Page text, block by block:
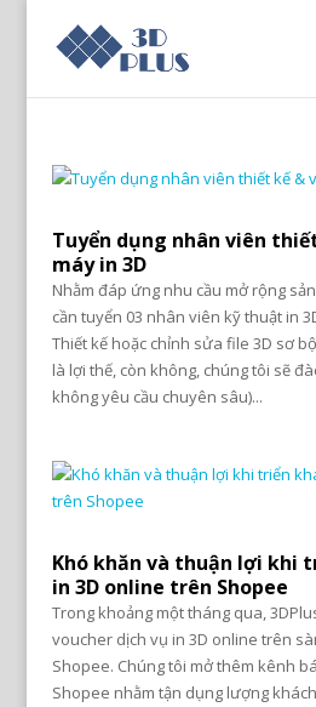
Tuyển dụng nhân viên
máy in 3D
Nhằm đáp ứng nhu cầu mở rộng
cần tuyển 03 nhân viên kỹ thuật in
Thiết kế hoặc chỉnh sửa file 3D sơ
là lợi thế, còn không, chúng tôi sẽ
không yêu cầu chuyên sâu)...
Khó khăn và thuận lợi khi
in 3D online trên Shopee
Trong khoảng một tháng qua,
voucher dịch vụ in 3D online trên
Shopee. Chúng tôi mở thêm kênh
Shopee nhằm tận dụng lượng